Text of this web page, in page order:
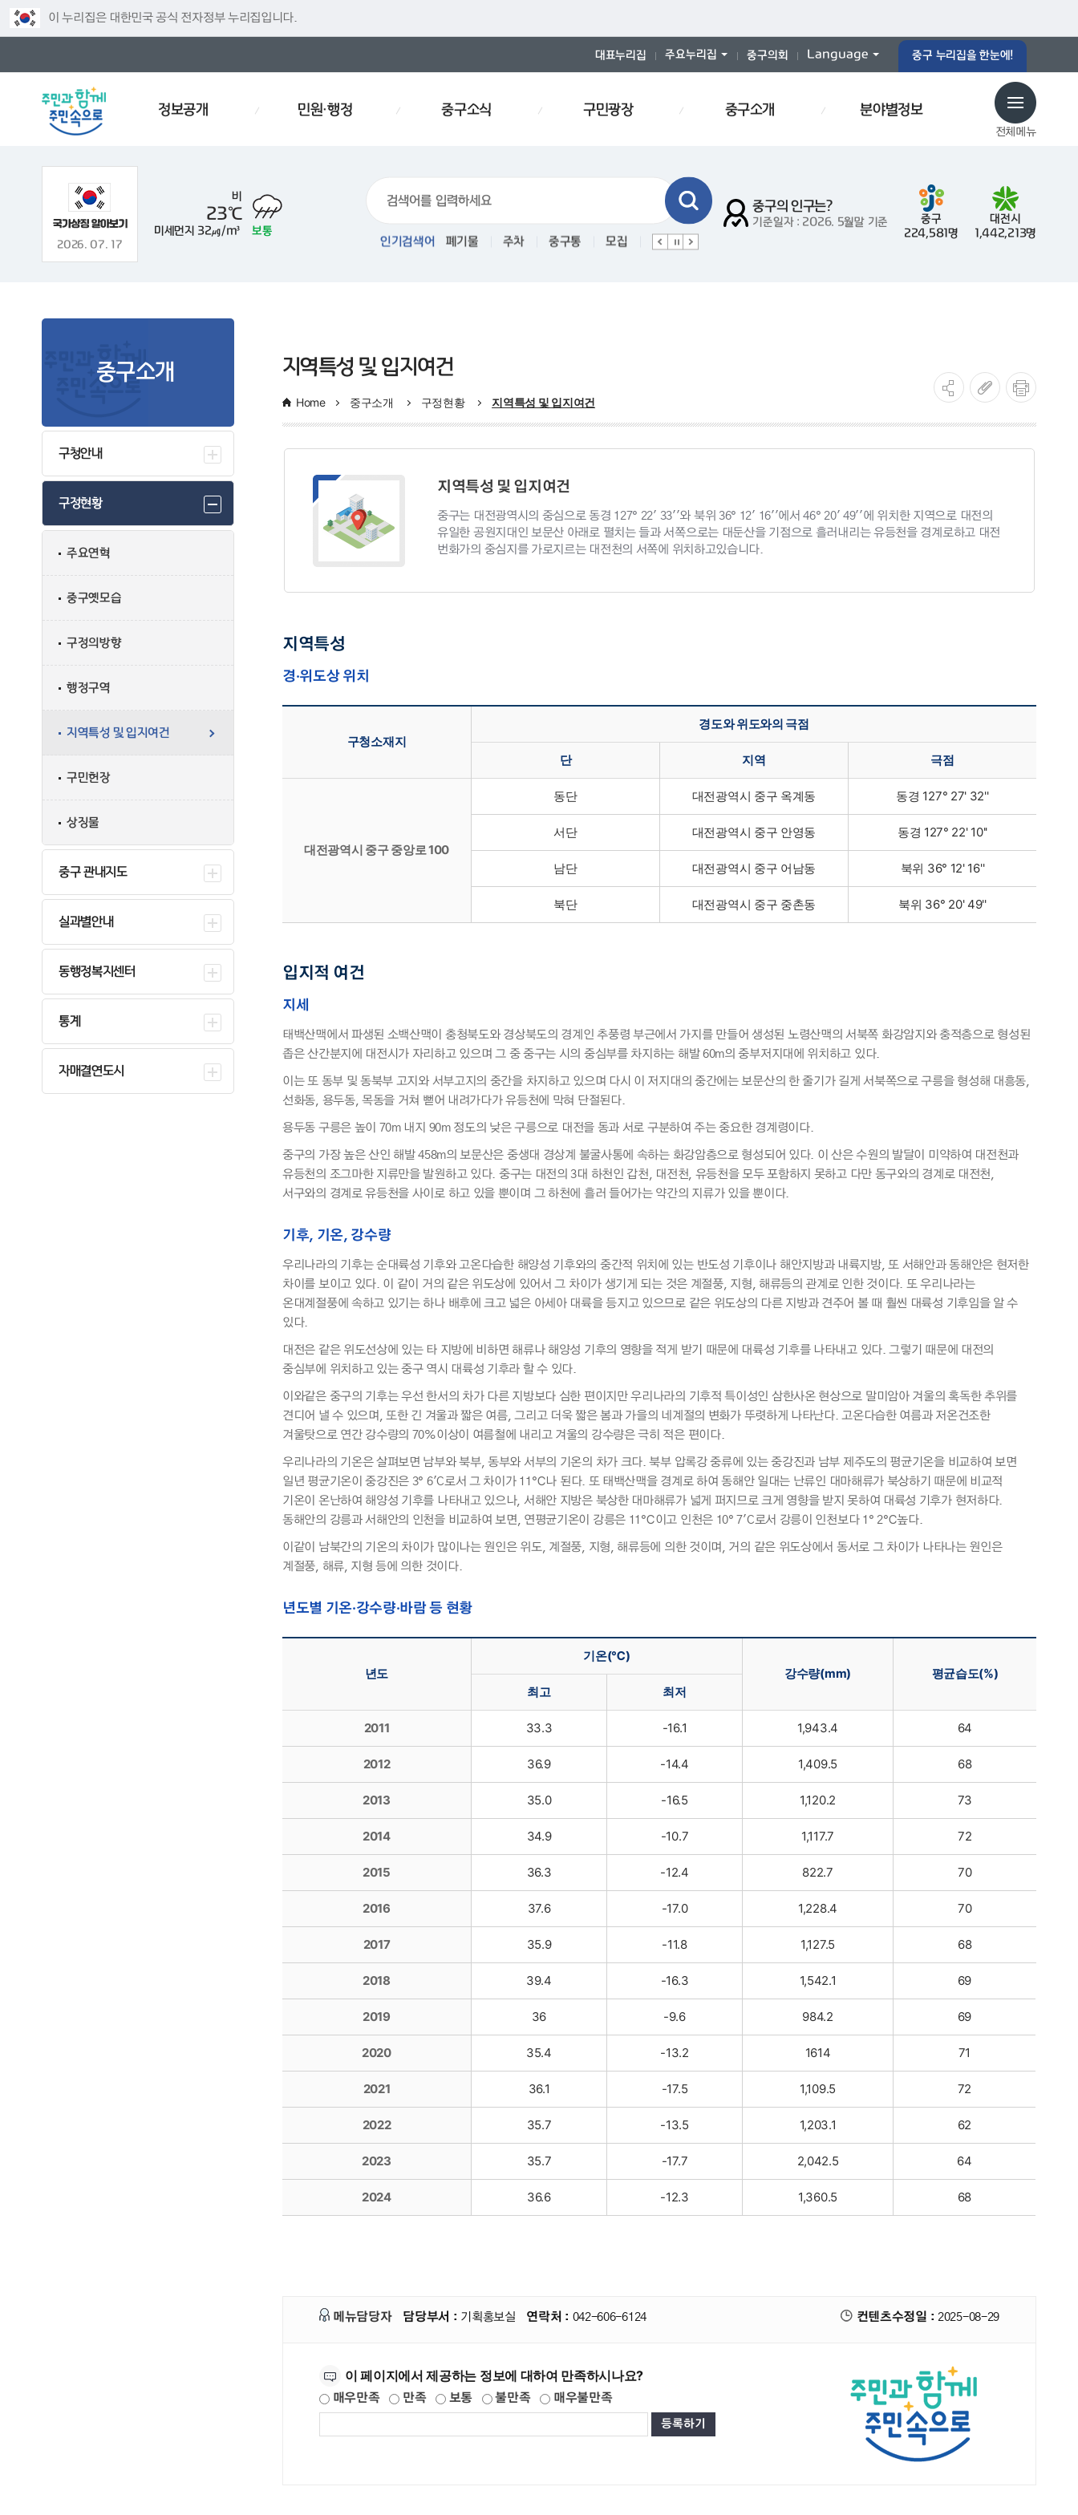
이 누리집은 대한민국 공식 전자정부 누리집입니다.
대표누리집 주요누리집 중구의회 Language 중구 누리집을 한눈에!
전체메뉴
정보공개 민원·행정 중구소식 구민광장 중구소개 분야별정보
2026. 07. 17
비
23℃
미세먼지 32㎍/m³ 보통
중구의 인구는?
기준일자 : 2026. 5월말 기준
중구
224,581명
대전시
1,442,213명
인기검색어
예산서 대형폐기물 폐기물스티커 폐기물 주차 중구통 모집 예산서 감사 폐기물스티커
중구소개
구청안내
구정현황
주요연혁
중구옛모습
구정의방향
행정구역
지역특성 및 입지여건
구민헌장
상징물
중구 관내지도
실과별안내
동행정복지센터
통계
자매결연도시
지역특성 및 입지여건
Home 중구소개 구정현황 지역특성 및 입지여건
지역특성 및 입지여건
중구는 대전광역시의 중심으로 동경 127° 22' 33''와 북위 36° 12' 16''에서 46° 20' 49''에 위치한 지역으로 대전의
유일한 공원지대인 보문산 아래로 펼치는 들과 서쪽으로는 대둔산을 기점으로 흘러내리는 유등천을 경계로하고 대전
번화가의 중심지를 가로지르는 대전천의 서쪽에 위치하고있습니다.
지역특성
경·위도상 위치
경·위도상 위치 - 구청소재지, 경도와 위도와의 극점(단, 지역, 극점) 정보 제공
구청소재지
경도와 위도와의 극점
단 지역 극점
대전광역시 중구 중앙로 100
동단 대전광역시 중구 옥계동 동경 127° 27' 32''
서단 대전광역시 중구 안영동 동경 127° 22' 10''
남단 대전광역시 중구 어남동 북위 36° 12' 16''
북단 대전광역시 중구 중촌동 북위 36° 20' 49''
입지적 여건
지세
태백산맥에서 파생된 소백산맥이 충청북도와 경상북도의 경계인 추풍령 부근에서 가지를 만들어 생성된 노령산맥의 서북쪽 화강암지와 충적층으로 형성된
좁은 산간분지에 대전시가 자리하고 있으며 그 중 중구는 시의 중심부를 차지하는 해발 60m의 중부저지대에 위치하고 있다.
이는 또 동부 및 동북부 고지와 서부고지의 중간을 차지하고 있으며 다시 이 저지대의 중간에는 보문산의 한 줄기가 길게 서북쪽으로 구릉을 형성해 대흥동,
선화동, 용두동, 목동을 거쳐 뻗어 내려가다가 유등천에 막혀 단절된다.
용두동 구릉은 높이 70m 내지 90m 정도의 낮은 구릉으로 대전을 동과 서로 구분하여 주는 중요한 경계령이다.
중구의 가장 높은 산인 해발 458m의 보문산은 중생대 경상계 불굴사통에 속하는 화강암층으로 형성되어 있다. 이 산은 수원의 발달이 미약하여 대전천과
유등천의 조그마한 지류만을 발원하고 있다. 중구는 대전의 3대 하천인 갑천, 대전천, 유등천을 모두 포함하지 못하고 다만 동구와의 경계로 대전천,
서구와의 경계로 유등천을 사이로 하고 있을 뿐이며 그 하천에 흘러 들어가는 약간의 지류가 있을 뿐이다.
기후, 기온, 강수량
우리나라의 기후는 순대륙성 기후와 고온다습한 해양성 기후와의 중간적 위치에 있는 반도성 기후이나 해안지방과 내륙지방, 또 서해안과 동해안은 현저한
차이를 보이고 있다. 이 같이 거의 같은 위도상에 있어서 그 차이가 생기게 되는 것은 계절풍, 지형, 해류등의 관계로 인한 것이다. 또 우리나라는
온대계절풍에 속하고 있기는 하나 배후에 크고 넓은 아세아 대륙을 등지고 있으므로 같은 위도상의 다른 지방과 견주어 볼 때 훨씬 대륙성 기후임을 알 수
있다.
대전은 같은 위도선상에 있는 타 지방에 비하면 해류나 해양성 기후의 영향을 적게 받기 때문에 대륙성 기후를 나타내고 있다. 그렇기 때문에 대전의
중심부에 위치하고 있는 중구 역시 대륙성 기후라 할 수 있다.
이와같은 중구의 기후는 우선 한서의 차가 다른 지방보다 심한 편이지만 우리나라의 기후적 특이성인 삼한사온 현상으로 말미암아 겨울의 혹독한 추위를
견디어 낼 수 있으며, 또한 긴 겨울과 짧은 여름, 그리고 더욱 짧은 봄과 가을의 네계절의 변화가 뚜렷하게 나타난다. 고온다습한 여름과 저온건조한
겨울탓으로 연간 강수량의 70%이상이 여름철에 내리고 겨울의 강수량은 극히 적은 편이다.
우리나라의 기온은 살펴보면 남부와 북부, 동부와 서부의 기온의 차가 크다. 북부 압록강 중류에 있는 중강진과 남부 제주도의 평균기온을 비교하여 보면
일년 평균기온이 중강진은 3° 6'C로서 그 차이가 11℃나 된다. 또 태백산맥을 경계로 하여 동해안 일대는 난류인 대마해류가 북상하기 때문에 비교적
기온이 온난하여 해양성 기후를 나타내고 있으나, 서해안 지방은 북상한 대마해류가 넓게 퍼지므로 크게 영향을 받지 못하여 대륙성 기후가 현저하다.
동해안의 강릉과 서해안의 인천을 비교하여 보면, 연평균기온이 강릉은 11℃이고 인천은 10° 7'C로서 강릉이 인천보다 1° 2℃높다.
이같이 남북간의 기온의 차이가 많이나는 원인은 위도, 계절풍, 지형, 해류등에 의한 것이며, 거의 같은 위도상에서 동서로 그 차이가 나타나는 원인은
계절풍, 해류, 지형 등에 의한 것이다.
년도별 기온·강수량·바람 등 현황
년도별 기온·강수량·바람 등 현황 - 년도, 기온(최고, 최저), 강수량, 평균습도 정보 제공
년도
기온(℃)
강수량(mm)
평균습도(%)
최고
최저
2011 33.3 -16.1 1,943.4 64
2012 36.9 -14.4 1,409.5 68
2013 35.0 -16.5 1,120.2 73
2014 34.9 -10.7 1,117.7 72
2015 36.3 -12.4 822.7 70
2016 37.6 -17.0 1,228.4 70
2017 35.9 -11.8 1,127.5 68
2018 39.4 -16.3 1,542.1 69
2019 36 -9.6 984.2 69
2020 35.4 -13.2 1614 71
2021 36.1 -17.5 1,109.5 72
2022 35.7 -13.5 1,203.1 62
2023 35.7 -17.7 2,042.5 64
2024 36.6 -12.3 1,360.5 68
메뉴담당자 담당부서 : 기획홍보실 연락처 : 042-606-6124 컨텐츠수정일 : 2025-08-29
이 페이지에서 제공하는 정보에 대하여 만족하시나요?
매우만족 만족 보통 불만족 매우불만족